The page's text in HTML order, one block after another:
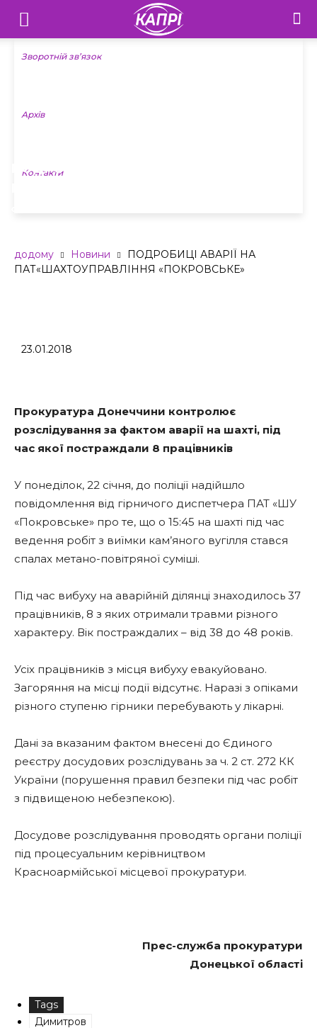
Телебачення
«Капрі»
Новини
Зворотній зв’язок
Архів
Контакти
додому Новини
ПОДРОБИЦІ АВАРІЇ НА
ПАТ«ШАХТОУПРАВЛІННЯ «ПОКРОВСЬКЕ»
ПОДРОБИЦІ АВАРІЇ НА
23.01.2018
Прокуратура Донеччини контролює
розслідування за фактом аварії на шахті, під
час якої постраждали 8 працівників
У понеділок, 22 січня, до поліції надійшло
повідомлення від гірничого диспетчера ПАТ «ШУ
«Покровське» про те, що о 15:45 на шахті під час
ведення робіт з виїмки кам’яного вугілля стався
спалах метано-повітряної суміші.
Під час вибуху на аварійній ділянці знаходилось 37
працівників, 8 з яких отримали травми різного
характеру. Вік постраждалих – від 38 до 48 років.
Усіх працівників з місця вибуху евакуйовано.
Загоряння на місці події відсутнє. Наразі з опіками
різного ступеню гірники перебувають у лікарні.
Дані за вказаним фактом внесені до Єдиного
реєстру досудових розслідувань за ч. 2 ст. 272 КК
України (порушення правил безпеки під час робіт
з підвищеною небезпекою).
Досудове розслідування проводять органи поліції
під процесуальним керівництвом
Красноармійської місцевої прокуратури.
Прес-служба прокуратури
Донецької області
Tags
Димитров